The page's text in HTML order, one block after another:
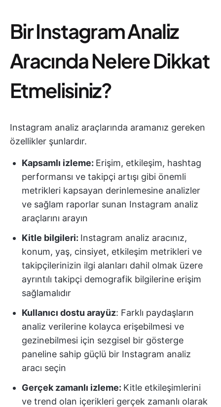
Bir Instagram Analiz
Aracında Nelere Dikkat
Etmelisiniz?
Instagram analiz araçlarında aramanız gereken
özellikler şunlardır.
Kapsamlı izleme: Erişim, etkileşim, hashtag
performansı ve takipçi artışı gibi önemli
metrikleri kapsayan derinlemesine analizler
ve sağlam raporlar sunan Instagram analiz
araçlarını arayın
Kitle bilgileri: Instagram analiz aracınız,
konum, yaş, cinsiyet, etkileşim metrikleri ve
takipçilerinizin ilgi alanları dahil olmak üzere
ayrıntılı takipçi demografik bilgilerine erişim
sağlamalıdır
Kullanıcı dostu arayüz: Farklı paydaşların
analiz verilerine kolayca erişebilmesi ve
gezinebilmesi için sezgisel bir gösterge
paneline sahip güçlü bir Instagram analiz
aracı seçin
Gerçek zamanlı izleme: Kitle etkileşimlerini
ve trend olan içerikleri gerçek zamanlı olarak